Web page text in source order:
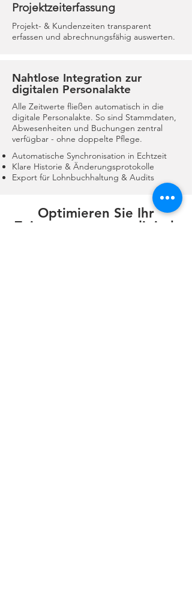
Projektzeiterfassung
Projekt- & Kundenzeiten transparent
erfassen und abrechnungsfähig auswerten.
Nahtlose Integration zur
digitalen Personalakte
Alle Zeitwerte fließen automatisch in die
digitale Personalakte. So sind Stammdaten,
Abwesenheiten und Buchungen zentral
verfügbar - ohne doppelte Pflege.
Automatische Synchronisation in Echtzeit
Klare Historie & Änderungsprotokolle
Export für Lohnbuchhaltung & Audits
Optimieren Sie Ihr
Zeitmanagement - digital,